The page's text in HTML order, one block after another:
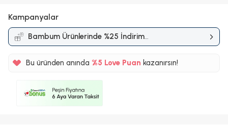
Kampanyalar
Bambum Ürünlerinde %25 İndirim
Kampanyası
Bu üründen anında %5
%5
Love Puan kazanırsın!